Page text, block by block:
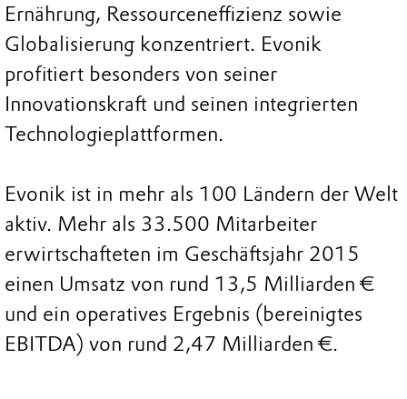
Ernährung, Ressourceneffizienz sowie
Globalisierung konzentriert. Evonik
profitiert besonders von seiner
Innovationskraft und seinen integrierten
Technologieplattformen.
Evonik ist in mehr als 100 Ländern der Welt
aktiv. Mehr als 33.500 Mitarbeiter
erwirtschafteten im Geschäftsjahr 2015
einen Umsatz von rund 13,5 Milliarden €
und ein operatives Ergebnis (bereinigtes
EBITDA) von rund 2,47 Milliarden €.